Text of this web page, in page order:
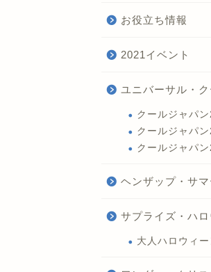
お役立ち情報
2021イベント
ユニバーサル・
クールジャパ
クールジャパ
クールジャパ
ヘンザップ・サ
サプライズ・ハ
大人ハロウィ